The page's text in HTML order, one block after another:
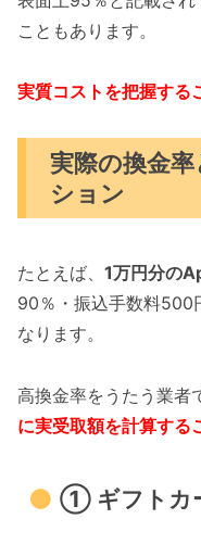
こともあります。
実質コストを把握する
実際の換金
ション
たとえば、 1万円分の
90％・振込手数料500
なります。
高換金率をうたう業者
に実受取額を計算する
① ギフトカ